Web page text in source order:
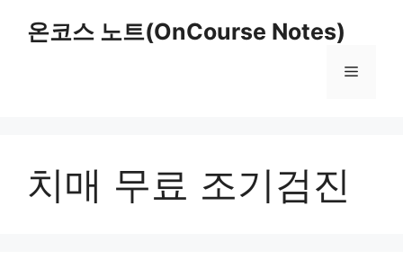
온코스 노트(OnCourse Notes)
Menu
치매 무료 조기검진